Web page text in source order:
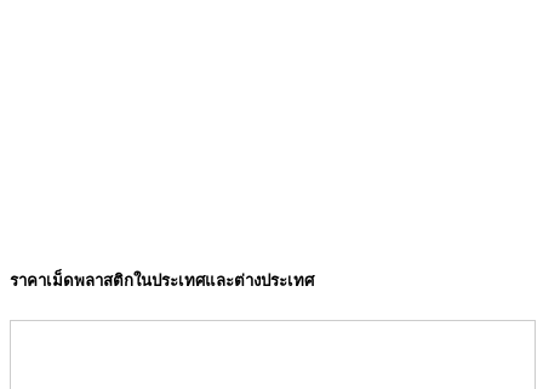
ราคาเม็ดพลาสติกในประเทศและต่างประเทศ